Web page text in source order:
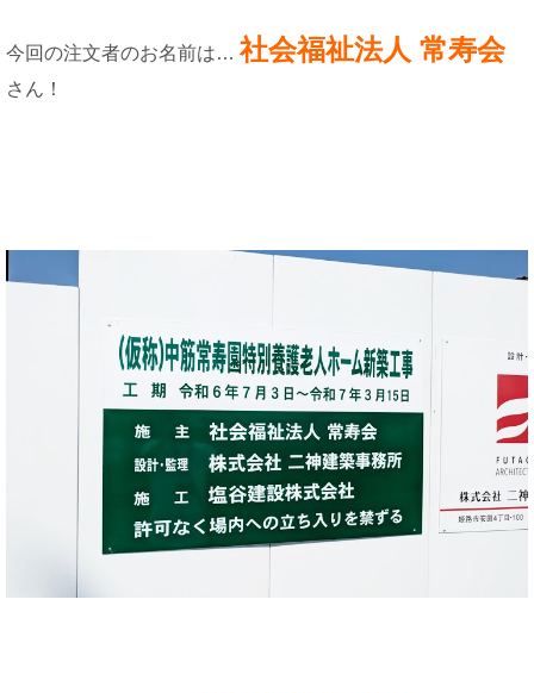
今回の注文者のお名前は… 社会福祉法人 常寿会
さん！